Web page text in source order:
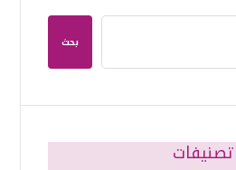
بحث
تصنيفات